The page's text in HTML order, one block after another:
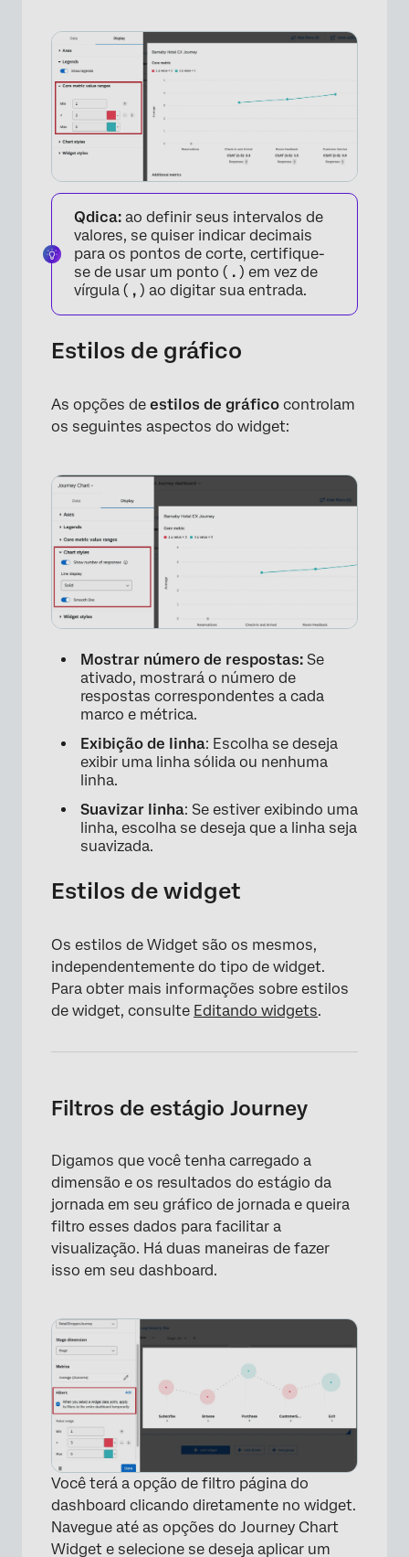
×
Qdica: ao definir seus intervalos de
valores, se quiser indicar decimais
para os pontos de corte, certifique-
se de usar um ponto ( . ) em vez de
vírgula ( , ) ao digitar sua entrada.
Estilos de gráfico
As opções de estilos de gráfico controlam
os seguintes aspectos do widget:
Mostrar número de respostas: Se
ativado, mostrará o número de
respostas correspondentes a cada
marco e métrica.
Exibição de linha: Escolha se deseja
exibir uma linha sólida ou nenhuma
linha.
Suavizar linha: Se estiver exibindo uma
linha, escolha se deseja que a linha seja
suavizada.
Estilos de widget
Os estilos de Widget são os mesmos,
independentemente do tipo de widget.
Para obter mais informações sobre estilos
de widget, consulte Editando widgets.
Filtros de estágio Journey
Digamos que você tenha carregado a
dimensão e os resultados do estágio da
jornada em seu gráfico de jornada e queira
filtro esses dados para facilitar a
visualização. Há duas maneiras de fazer
isso em seu dashboard.
Você terá a opção de filtro página do
dashboard clicando diretamente no widget.
Navegue até as opções do Journey Chart
Widget e selecione se deseja aplicar um